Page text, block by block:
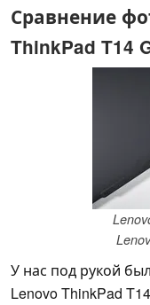
Сравнение
ThinkPad T14
У нас под рукой
Lenovo ThinkPad